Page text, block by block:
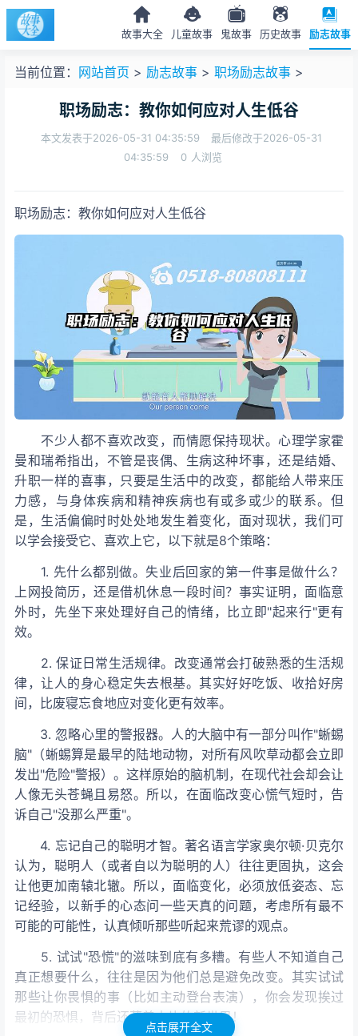
故事大全 儿童故事 鬼故事 历史故事 励志故事
当前位置： 网站首页 > 励志故事 > 职场励志故事 >
职场励志：教你如何应对人生低谷
本文发表于2026-05-31 04:35:59
最后修改于2026-05-31
04:35:59
0 人浏览
职场励志：教你如何应对人生低谷
不少人都不喜欢改变，而情愿保持现状。心理学家霍
曼和瑞希指出，不管是丧偶、生病这种坏事，还是结婚、
升职一样的喜事，只要是生活中的改变，都能给人带来压
力感，与身体疾病和精神疾病也有或多或少的联系。但
是，生活偏偏时时处处地发生着变化，面对现状，我们可
以学会接受它、喜欢上它，以下就是8个策略：
1. 先什么都别做。失业后回家的第一件事是做什么？
上网投简历，还是借机休息一段时间？事实证明，面临意
外时，先坐下来处理好自己的情绪，比立即"起来行"更有
效。
2. 保证日常生活规律。改变通常会打破熟悉的生活规
律，让人的身心稳定失去根基。其实好好吃饭、收拾好房
间，比废寝忘食地应对变化更有效率。
3. 忽略心里的警报器。人的大脑中有一部分叫作"蜥蜴
脑"（蜥蜴算是最早的陆地动物，对所有风吹草动都会立即
发出"危险"警报）。这样原始的脑机制，在现代社会却会让
人像无头苍蝇且易怒。所以，在面临改变心慌气短时，告
诉自己"没那么严重"。
4. 忘记自己的聪明才智。著名语言学家奥尔顿·贝克尔
认为，聪明人（或者自以为聪明的人）往往更固执，这会
让他更加南辕北辙。所以，面临变化，必须放低姿态、忘
记经验，以新手的心态问一些天真的问题，考虑所有最不
可能的可能性，认真倾听那些听起来荒谬的观点。
5. 试试"恐慌"的滋味到底有多糟。有些人不知道自己
真正想要什么，往往是因为他们总是避免改变。其实试试
那些让你畏惧的事（比如主动登台表演），你会发现挨过
最初的恐惧，背后还藏着大片的新世界！
点击展开全文